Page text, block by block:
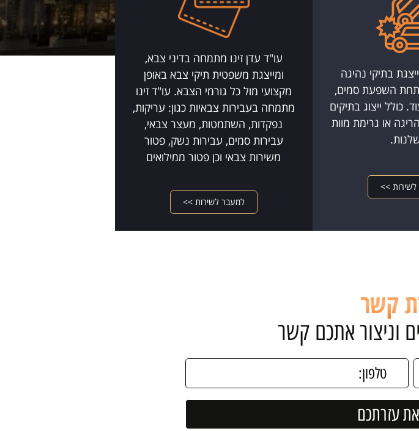
בתיקי נהיגה
תחת השפעת סמים,
כולל ייצוג בתיקים
או גרימת מוות
>>
עו"ד עדן זינו מתמחה בדיני צבא,
ומייצגת משפטית תיקי צבא באופן
מקצועי מול כל גורמי הצבא. עו"ד זינו
מתמחה בעבירות צבאיות כגון: עריקות,
נפקדות, השתמטות, מעצר צבאי,
עבירות סמים, עבירות נשק, פטור
משירות צבאי וכן פטור ממילואים
למעבר לשירות >>
קשר
וניצור אתכם קשר